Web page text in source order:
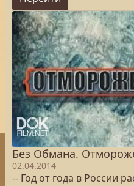
Без Обмана.
02.04.2014
-- Год от года в России